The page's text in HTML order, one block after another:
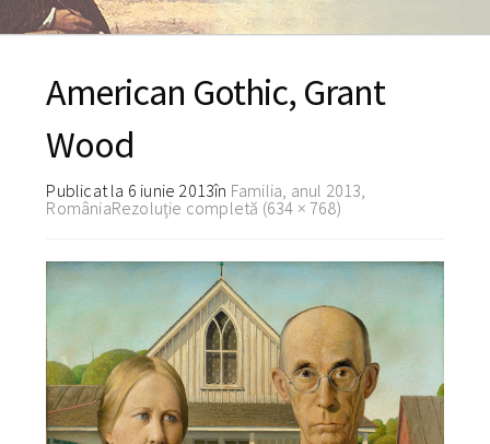
American Gothic, Grant
Wood
Publicat la 6 iunie 2013în Familia, anul 2013,
RomâniaRezoluție completă (634 × 768)